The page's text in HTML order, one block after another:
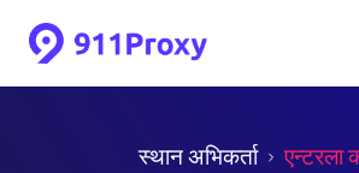
स्थान अभिकर्ता एन्टरला